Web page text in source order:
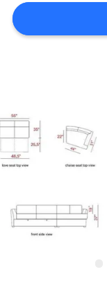
যোগাযোগ
মামলা
জন্য
আবেদন